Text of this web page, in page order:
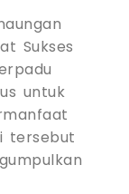
Sukses
untuk
tersebut